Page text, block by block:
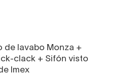
de lavabo Monza +
clack + Sifón visto
Imex